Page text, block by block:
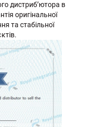
дистриб’ютора в
оригінальної
та стабільної